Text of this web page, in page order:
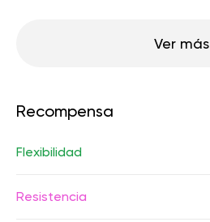
Ver más
Recompensa
Flexibilidad
Resistencia